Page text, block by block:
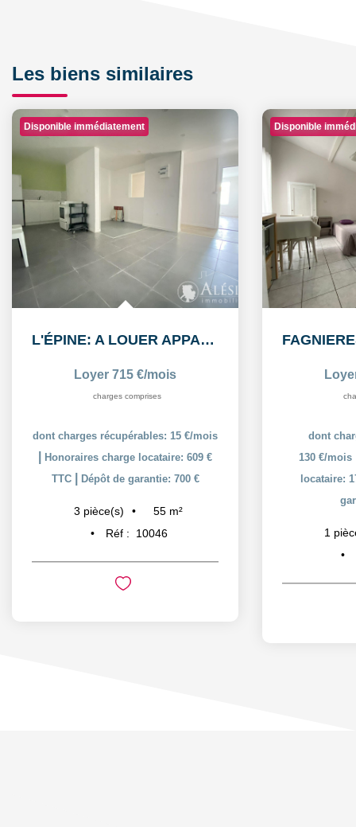
Les biens similaires
Disponible immédiatement
L'ÉPINE: A LOUER APPARTEMENT T3 55,38m² AVEC COUR ET PLACE...
Loyer 715 €/mois
charges comprises
dont charges récupérables: 15 €/mois
Honoraires charge locataire: 609 €
TTC
Dépôt de garantie: 700 €
3 pièce(s) 55 m²
Réf :
10046
Disponible
dont
130 €/mois
locataire:
1